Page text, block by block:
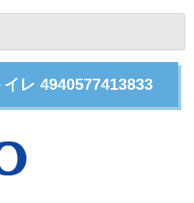
レ 4940577413833